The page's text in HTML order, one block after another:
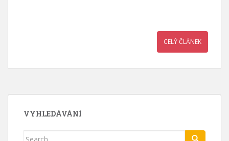
CELÝ ČLÁNEK
VYHLEDÁVÁNÍ
Search